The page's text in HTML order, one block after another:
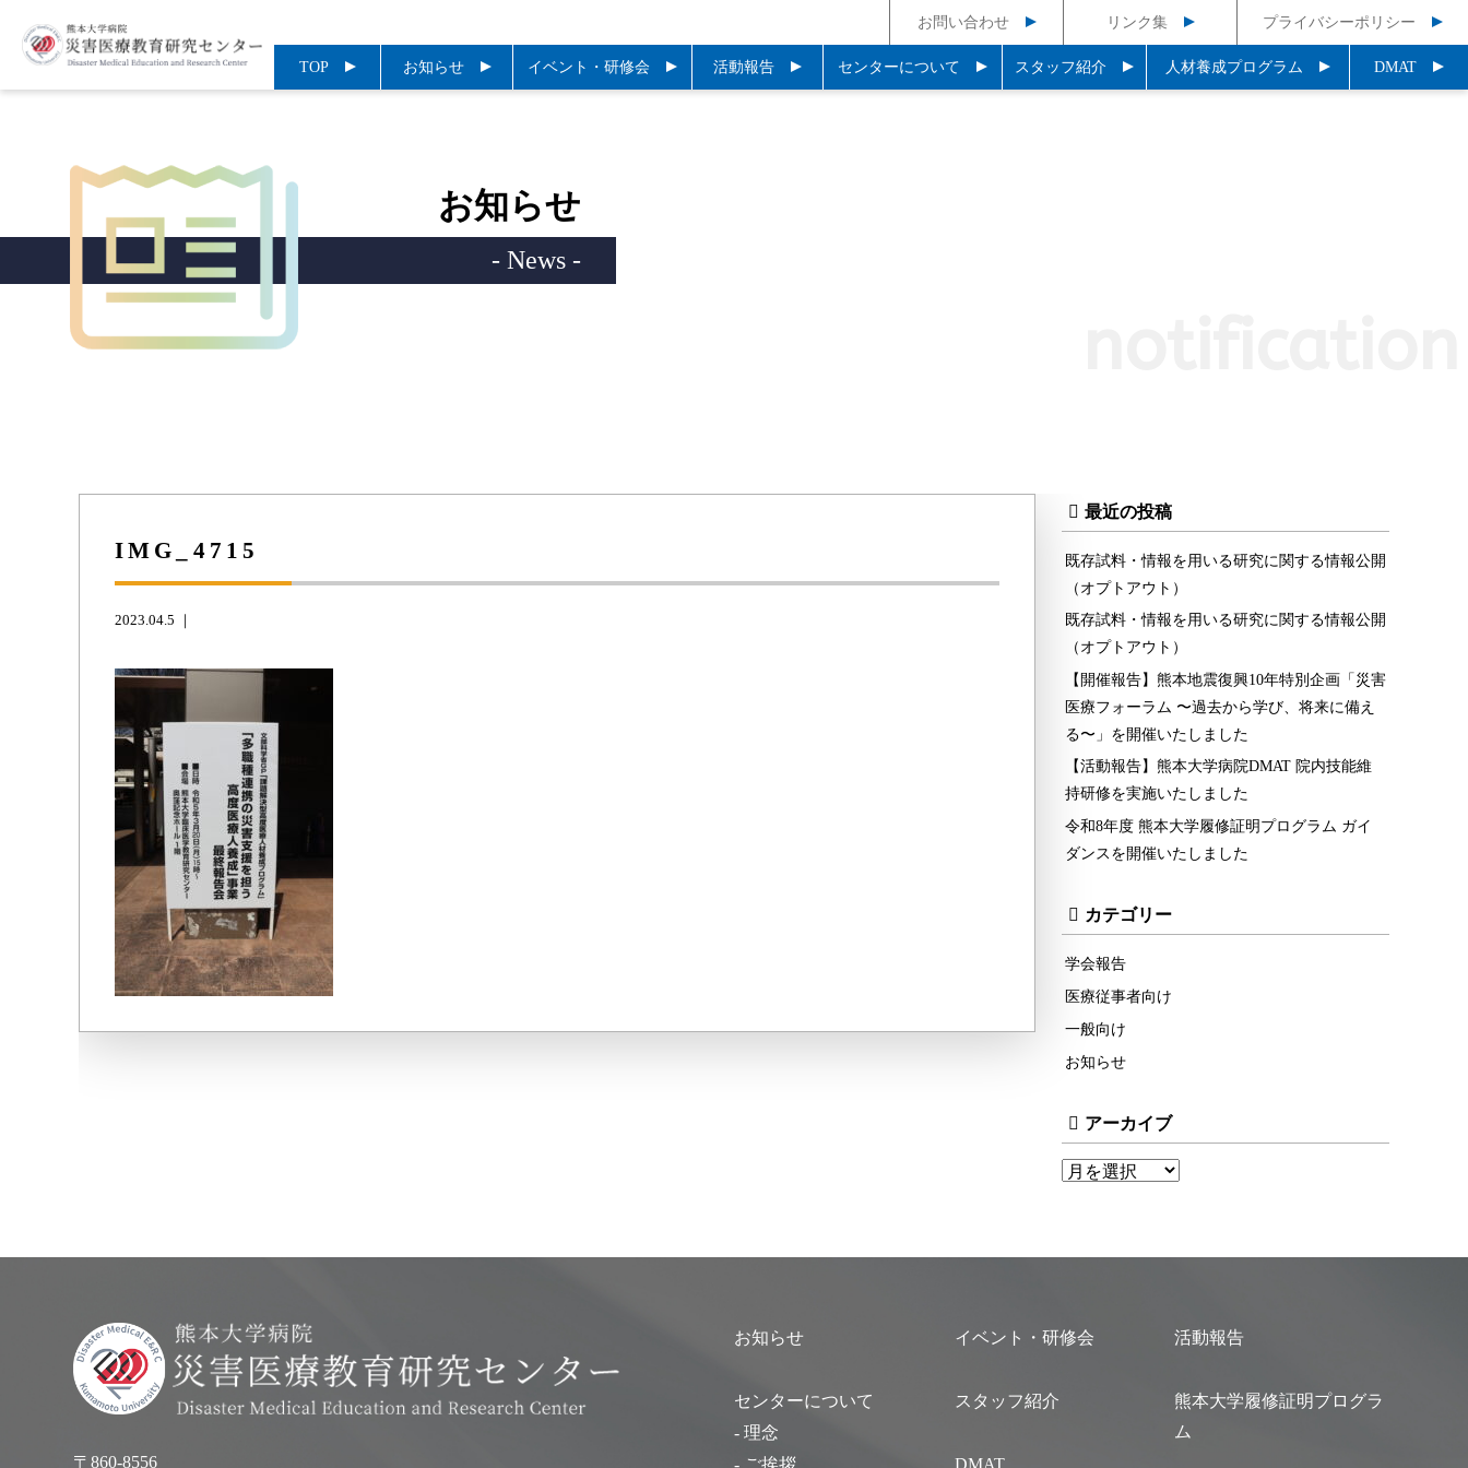
お問い合わせ リンク集 プライバシーポリシー
TOP お知らせ イベント・研修会 活動報告 センターについて スタッフ紹介 人材養成プログラム DMAT
お知らせ
- News -
IMG_4715
2023.04.5 ｜
最近の投稿
既存試料・情報を用いる研究に関する情報公開
（オプトアウト）
既存試料・情報を用いる研究に関する情報公開
（オプトアウト）
【開催報告】熊本地震復興10年特別企画「災害
医療フォーラム 〜過去から学び、将来に備え
る〜」を開催いたしました
【活動報告】熊本大学病院DMAT 院内技能維
持研修を実施いたしました
令和8年度 熊本大学履修証明プログラム ガイ
ダンスを開催いたしました
カテゴリー
学会報告
医療従事者向け
一般向け
お知らせ
アーカイブ
〒860-8556
お知らせ
センターについて
- 理念
- ご挨拶
イベント・研修会
スタッフ紹介
DMAT
活動報告
熊本大学履修証明プログラ
ム